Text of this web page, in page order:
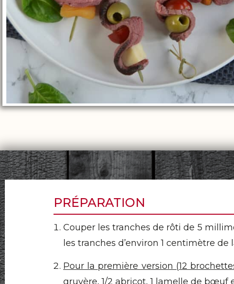
PRÉPARATION
Couper les tranches de rôti de 5
les tranches d’environ 1 centimètre de
Pour la première version (12
gruyère, 1/2 abricot, 1 lamelle de bœuf